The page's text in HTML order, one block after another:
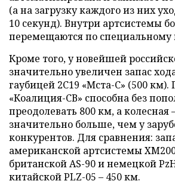
(а на загрузку каждого из них
10 секунд). Внутри артсистемы
перемещаются по специальному
Кроме того, у новейшей
значительно увеличен запас
гаубицей 2С19 «Мста-С» (500 км).
«Коалиция-СВ» способна без
преодолевать 800 км, а колесная
значительно больше, чем у
конкурентов. Для сравнения:
американской артсистемы
британской AS-90 и немецкой
китайской PLZ-05 – 450 км.